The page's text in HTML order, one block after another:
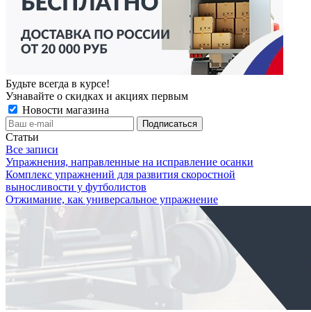
Будьте всегда в курсе!
Узнавайте о скидках и акциях первым
Новости магазина
Статьи
Все записи
Упражнения, направленные на исправление осанки
Комплекс упражнений для развития скоростной
выносливости у футболистов
Отжимание, как универсальное упражнение